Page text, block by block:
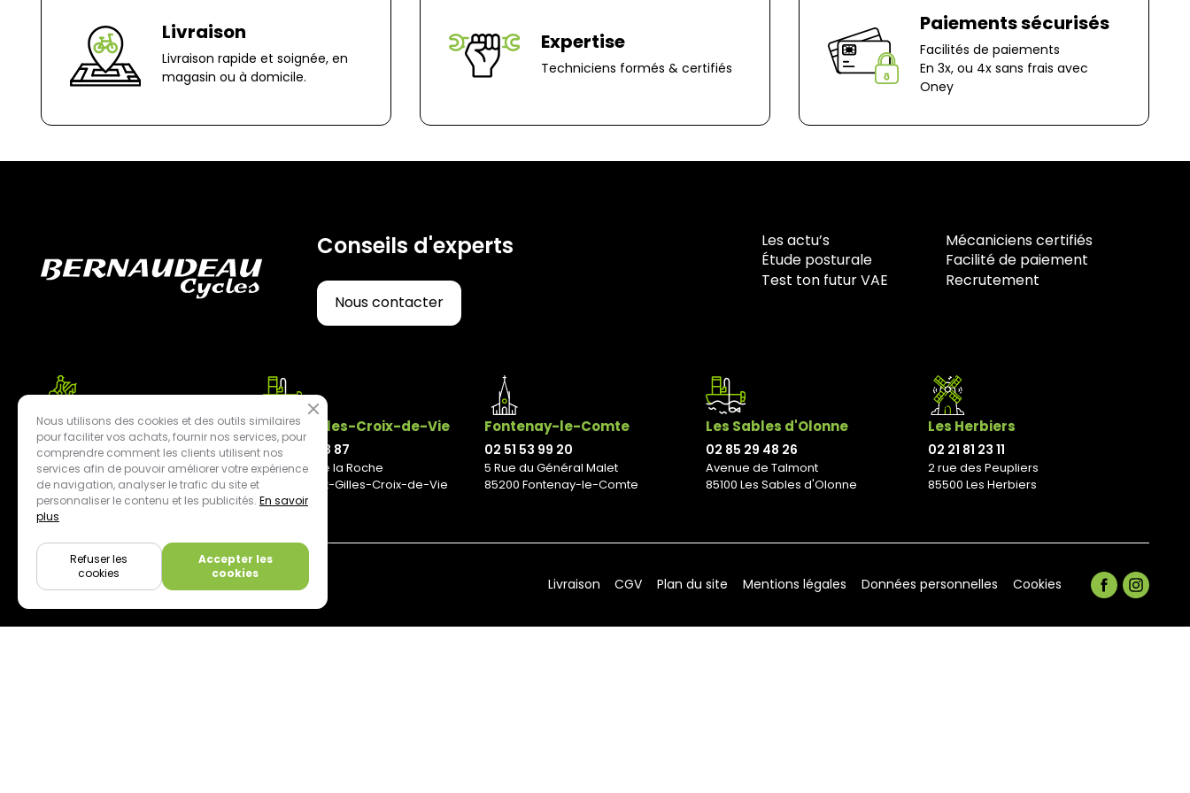
Livraison
Livraison rapide et soignée, en
magasin ou à domicile.
Expertise
Techniciens formés & certifiés
Paiements sécurisés
Facilités de paiements
En 3x, ou 4x sans frais avec
Oney
Conseils d'experts
Nous contacter
Les actu’s
Mécaniciens certifiés
Étude posturale
Facilité de paiement
Test ton futur VAE
Recrutement
La Roche-sur-Yon
02 51 06 47 87
70 Rue du Clair Bocage
85000 Mouilleron-le-Captif
Saint-Gilles-Croix-de-Vie
02 28 17 38 87
67 Route de la Roche
85800 Saint-Gilles-Croix-de-Vie
Fontenay-le-Comte
02 51 53 99 20
5 Rue du Général Malet
85200 Fontenay-le-Comte
Les Sables d'Olonne
02 85 29 48 26
Avenue de Talmont
85100 Les Sables d'Olonne
Les Herbiers
02 21 81 23 11
2 rue des Peupliers
85500 Les Herbiers
By mediapilote* Livraison CGV Plan du site Mentions légales Données personnelles Cookies
Nous utilisons des cookies et des outils similaires
pour faciliter vos achats, fournir nos services, pour
comprendre comment les clients utilisent nos
services afin de pouvoir améliorer votre expérience
de navigation, analyser le trafic du site et
personnaliser le contenu et les publicités. En savoir
plus
Accepter les
cookies
Refuser les
cookies